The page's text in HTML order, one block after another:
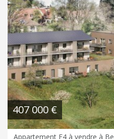
407 000 €
Appartement F4 à vendre à